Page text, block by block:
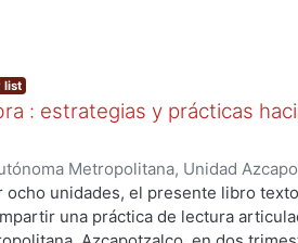
list
: estrategias y prácticas
Metropolitana, Unidad
Departamento de
ocho unidades, el presente libro
una práctica de lectura